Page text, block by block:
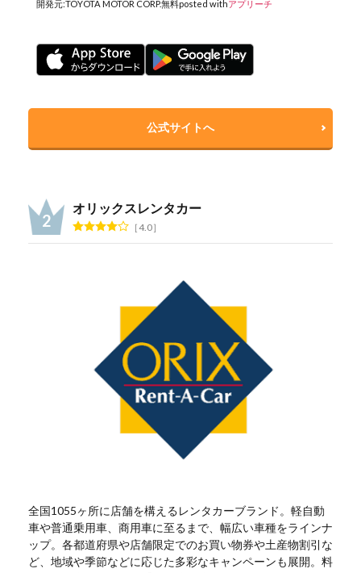
開発元:TOYOTA MOTOR CORP.無料posted withアプリーチ
公式サイトへ
オリックスレンタカー
4.0
全国1055ヶ所に店舗を構えるレンタカーブランド。軽自動
車や普通乗用車、商用車に至るまで、幅広い車種をラインナ
ップ。各都道府県や店舗限定でのお買い物券や土産物割引な
ど、地域や季節などに応じた多彩なキャンペーンも展開。料